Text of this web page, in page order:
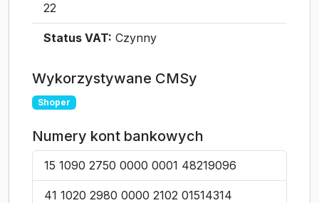
22
Status VAT: Czynny
Wykorzystywane CMSy
Shoper
Numery kont bankowych
15 1090 2750 0000 0001 48219096
41 1020 2980 0000 2102 01514314